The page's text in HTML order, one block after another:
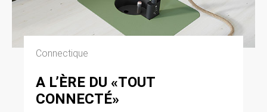
Connectique
A L’ÈRE DU «TOUT
CONNECTÉ»